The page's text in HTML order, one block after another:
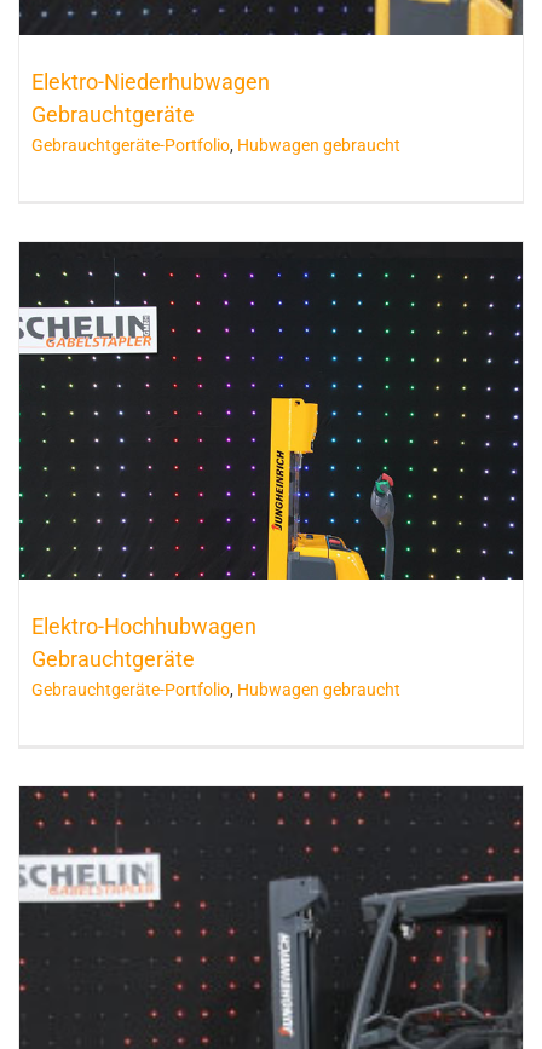
Elektro-Niederhubwagen
Gebrauchtgeräte
Gebrauchtgeräte-Portfolio, Hubwagen gebraucht
Elektro-Hochhubwagen
Gebrauchtgeräte
Gebrauchtgeräte-Portfolio, Hubwagen gebraucht